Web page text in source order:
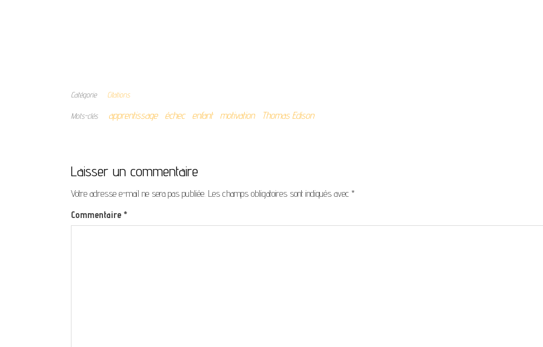
Catégorie Citations
Mots-clés apprentissage échec enfant motivation Thomas Edison
Laisser un commentaire
Votre adresse e-mail ne sera pas publiée. Les champs obligatoires sont indiqués avec *
Commentaire *